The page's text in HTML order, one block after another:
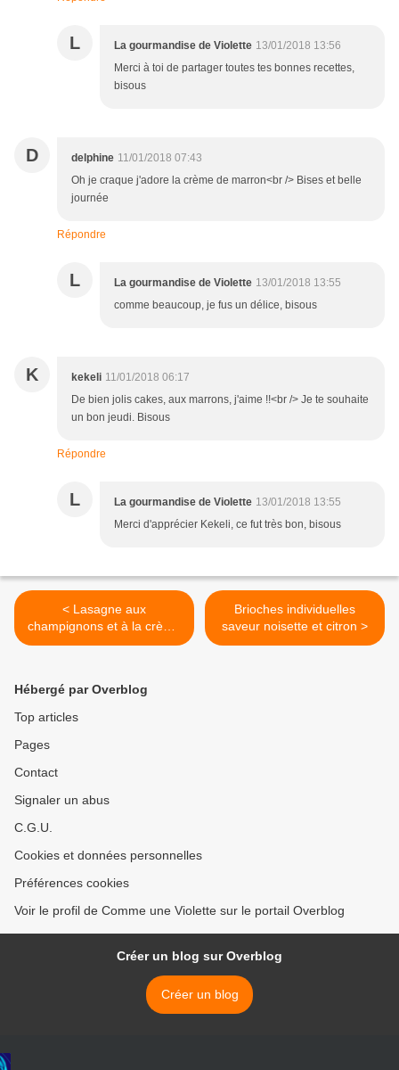
L La gourmandise de Violette 13/01/2018 13:56
Merci à toi de partager toutes tes bonnes recettes,
bisous
D delphine 11/01/2018 07:43
Oh je craque j'adore la crème de marron<br /> Bises et belle
journée
Répondre
L La gourmandise de Violette 13/01/2018 13:55
comme beaucoup, je fus un délice, bisous
K kekeli 11/01/2018 06:17
De bien jolis cakes, aux marrons, j'aime !!<br /> Je te souhaite
un bon jeudi. Bisous
Répondre
L La gourmandise de Violette 13/01/2018 13:55
Merci d'apprécier Kekeli, ce fut très bon, bisous
< Lasagne aux
champignons et à la crème
de féta
Brioches individuelles
saveur noisette et citron >
Hébergé par Overblog
Top articles
Pages
Contact
Signaler un abus
C.G.U.
Cookies et données personnelles
Préférences cookies
Voir le profil de Comme une Violette sur le portail Overblog
Créer un blog sur Overblog
Créer un blog